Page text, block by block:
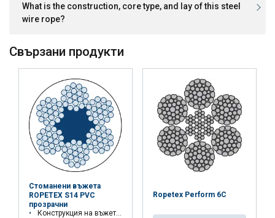
What is the construction, core type, and lay of this steel
wire rope?
Свързани продукти
Стоманени въжета
ROPETEX S14 PVC
прозрачни
Конструкция на въжето: 6x19M-FC
Ropetex Perform 6C